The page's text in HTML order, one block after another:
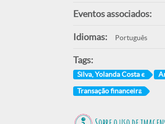
Eventos associados:
Idiomas: Português
Tags:
Silva, Yolanda Costa e
Transação financeira